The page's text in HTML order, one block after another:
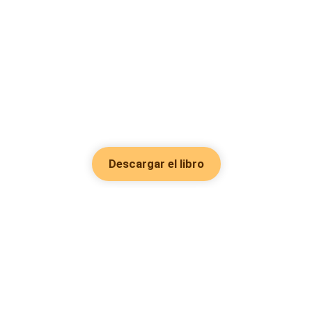
Descargar el libro